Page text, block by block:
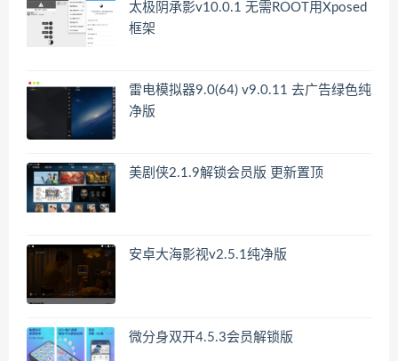
太极阴承影v10.0.1 无需ROOT用Xposed
框架
雷电模拟器9.0(64) v9.0.11 去广告绿色纯
净版
美剧侠2.1.9解锁会员版 更新置顶
安卓大海影视v2.5.1纯净版
微分身双开4.5.3会员解锁版